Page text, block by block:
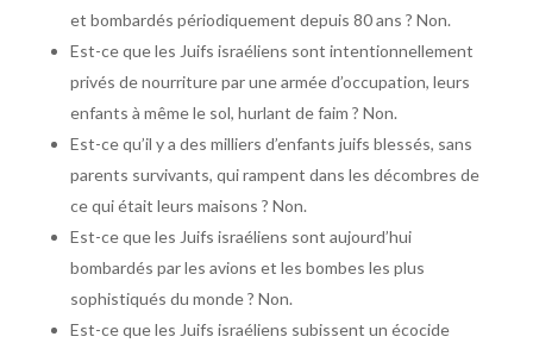
et bombardés périodiquement depuis 80 ans ? Non.
Est-ce que les Juifs israéliens sont intentionnellement
privés de nourriture par une armée d’occupation, leurs
enfants à même le sol, hurlant de faim ? Non.
Est-ce qu’il y a des milliers d’enfants juifs blessés, sans
parents survivants, qui rampent dans les décombres de
ce qui était leurs maisons ? Non.
Est-ce que les Juifs israéliens sont aujourd’hui
bombardés par les avions et les bombes les plus
sophistiqués du monde ? Non.
Est-ce que les Juifs israéliens subissent un écocide